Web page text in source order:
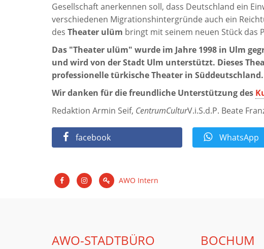
Gesellschaft anerkennen soll, dass Deutschland ein
verschiedenen Migrationshintergründe auch ein
des Theater ulüm bringt mit seinem neuen Stück das
Das "Theater ulüm" wurde im Jahre 1998 in Ulm
und wird von der Stadt Ulm unterstützt. Dieses
professionelle türkische Theater in Süddeutschland.
Wir danken für die freundliche Unterstützung des
Redaktion Armin Seif, CentrumCulturV.i.S.d.P. Beate
facebook WhatsApp
AWO Intern
AWO-STADTBÜRO BOCHUM